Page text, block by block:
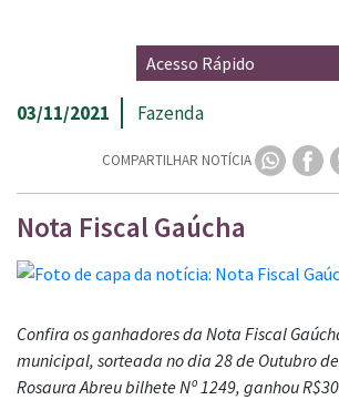
03/11/2021 Fazenda
COMPARTILHAR NOTÍCIA
Nota Fiscal Gaúcha
Confira os ganhadores da Nota Fiscal
municipal, sorteada no dia 28 de Outubro
Rosaura Abreu bilhete Nº 1249, ganhou